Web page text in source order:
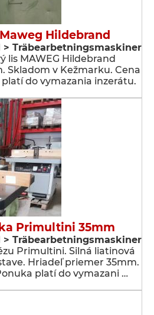
Hildebrand
Träbearbetningsmaskiner
lis MAWEG Hildebrand
Skladom v Kežmarku. Cena
do vymazania inzerátu.
Primultini 35mm
Träbearbetningsmaskiner
Primultini. Silná liatinová
Hriadeľ priemer 35mm.
platí do vymazani …